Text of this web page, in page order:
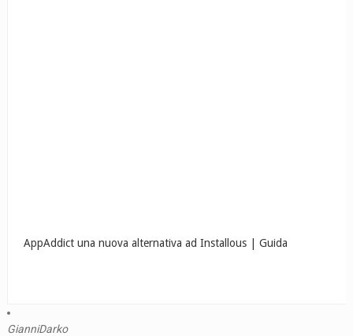
AppAddict una nuova alternativa ad Installous | Guida
GianniDarko